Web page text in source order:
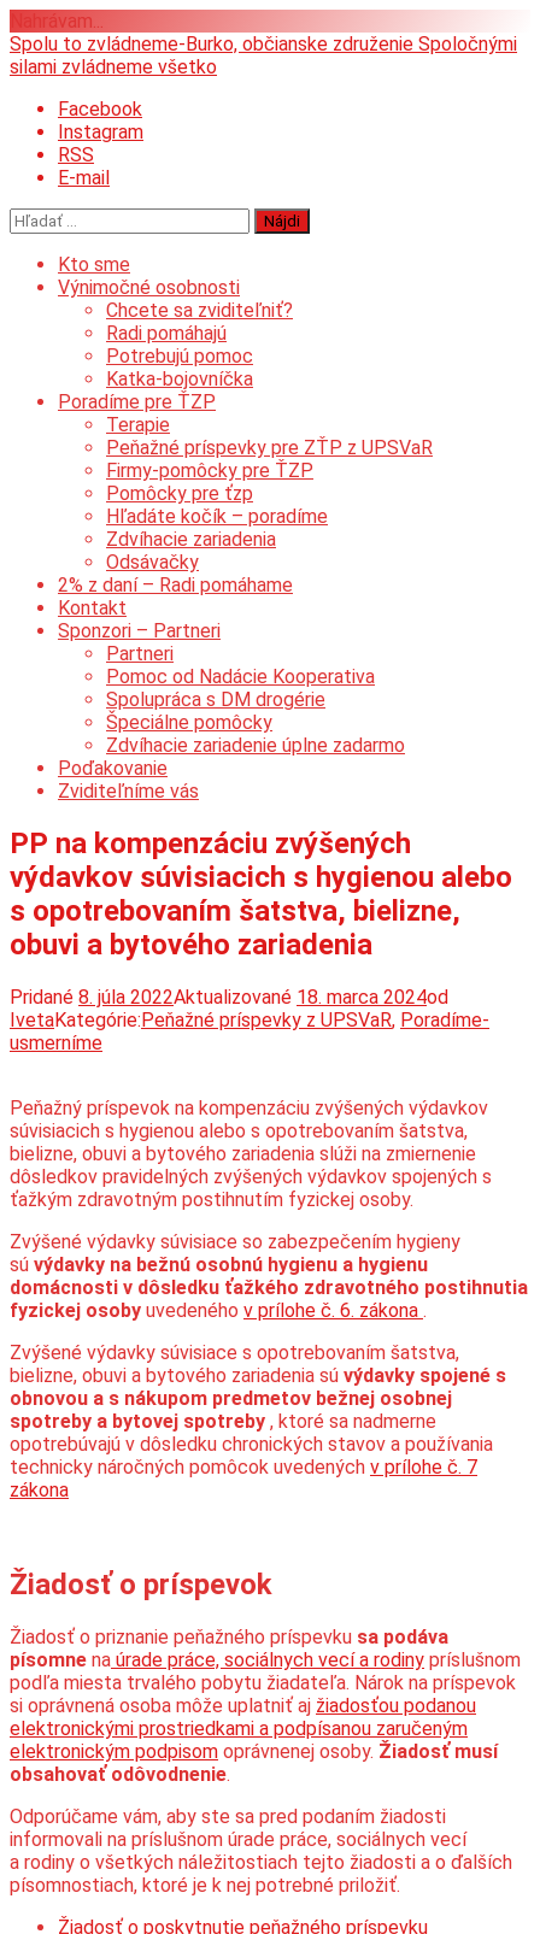
Nahrávam...
Prejsť
na
Spolu to zvládneme-Burko, občianske združenie Spoločnými
silami zvládneme všetko
Facebook
Instagram
RSS
E-mail
Hľadať:
Kto sme
Výnimočné osobnosti
Chcete sa zviditeľniť?
Radi pomáhajú
Potrebujú pomoc
Katka-bojovníčka
Poradíme pre ŤZP
Terapie
Peňažné príspevky pre ZŤP z UPSVaR
Firmy-pomôcky pre ŤZP
Pomôcky pre ťzp
Hľadáte kočík – poradíme
Zdvíhacie zariadenia
Odsávačky
2% z daní – Radi pomáhame
Kontakt
Sponzori – Partneri
Partneri
Pomoc od Nadácie Kooperativa
Spolupráca s DM drogérie
Špeciálne pomôcky
Zdvíhacie zariadenie úplne zadarmo
Poďakovanie
Zviditeľníme vás
PP na kompenzáciu zvýšených
výdavkov súvisiacich s hygienou alebo
s opotrebovaním šatstva, bielizne,
obuvi a bytového zariadenia
Pridané 8. júla 2022Aktualizované 18. marca 2024od
IvetaKategórie:Peňažné príspevky z UPSVaR, Poradíme-
usmerníme
Peňažný príspevok na kompenzáciu zvýšených výdavkov
súvisiacich s hygienou alebo s opotrebovaním šatstva,
bielizne, obuvi a bytového zariadenia slúži na zmiernenie
dôsledkov pravidelných zvýšených výdavkov spojených s
ťažkým zdravotným postihnutím fyzickej osoby.
Zvýšené výdavky súvisiace so zabezpečením hygieny
sú výdavky na bežnú osobnú hygienu a hygienu
domácnosti v dôsledku ťažkého zdravotného postihnutia
fyzickej osoby uvedeného v prílohe č. 6. zákona .
Zvýšené výdavky súvisiace s opotrebovaním šatstva,
bielizne, obuvi a bytového zariadenia sú výdavky spojené s
obnovou a s nákupom predmetov bežnej osobnej
spotreby a bytovej spotreby , ktoré sa nadmerne
opotrebúvajú v dôsledku chronických stavov a používania
technicky náročných pomôcok uvedených v prílohe č. 7
zákona
Žiadosť o príspevok
Žiadosť o priznanie peňažného príspevku sa podáva
písomne na úrade práce, sociálnych vecí a rodiny príslušnom
podľa miesta trvalého pobytu žiadateľa. Nárok na príspevok
si oprávnená osoba môže uplatniť aj žiadosťou podanou
elektronickými prostriedkami a podpísanou zaručeným
elektronickým podpisom oprávnenej osoby. Žiadosť musí
obsahovať odôvodnenie.
Odporúčame vám, aby ste sa pred podaním žiadosti
informovali na príslušnom úrade práce, sociálnych vecí
a rodiny o všetkých náležitostiach tejto žiadosti a o ďalších
písomnostiach, ktoré je k nej potrebné priložiť.
Žiadosť o poskytnutie peňažného príspevku